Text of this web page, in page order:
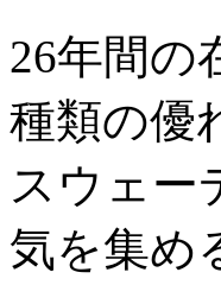
26年間の
種類の優
スウェー
気を集め